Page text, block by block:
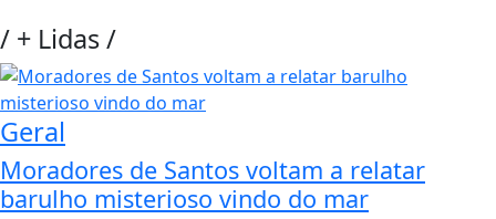
/ + Lidas/
Geral
Moradores de Santos voltam a relatar
barulho misterioso vindo do mar